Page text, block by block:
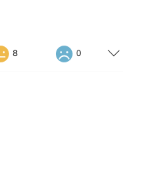
8 0